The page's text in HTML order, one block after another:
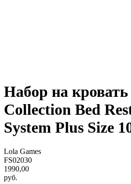
Набор на
Collection Bed
System Plus Size
Lola Games
FS02030
1990,00
руб.